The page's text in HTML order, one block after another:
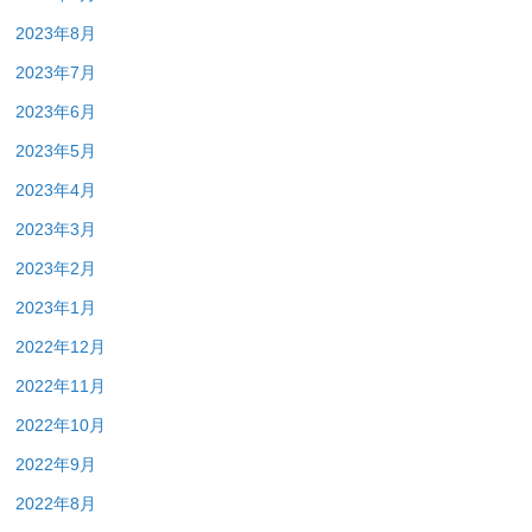
2023年8月
2023年7月
2023年6月
2023年5月
2023年4月
2023年3月
2023年2月
2023年1月
2022年12月
2022年11月
2022年10月
2022年9月
2022年8月